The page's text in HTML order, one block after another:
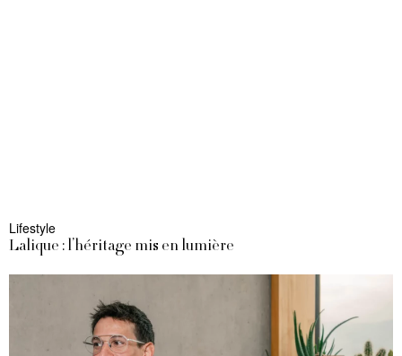
Lifestyle
Lalique : l’héritage mis en lumière